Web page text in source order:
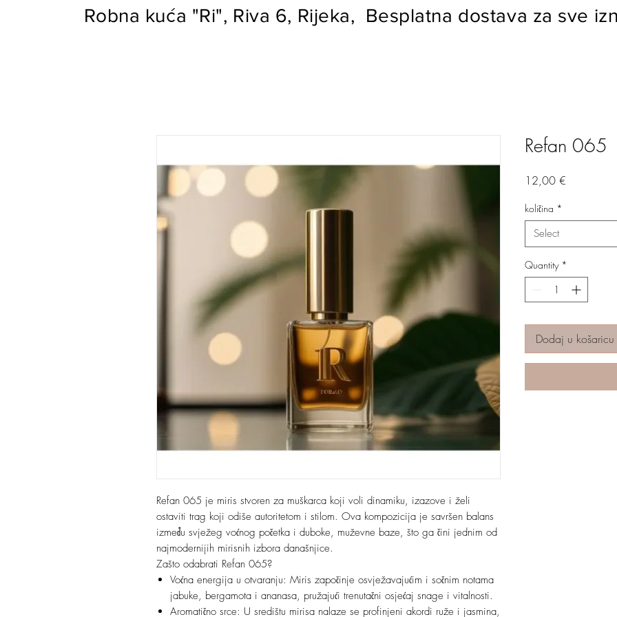
Robna kuća "Ri", Riva 6, Rijeka, Besplatna dostava za sve
Refan 065 je miris stvoren za muškarca koji voli dinamiku, izazove i želi
ostaviti trag koji odiše autoritetom i stilom. Ova kompozicija je savršen balans
između svježeg voćnog početka i duboke, muževne baze, što ga čini jednim od
najmodernijih mirisnih izbora današnjice.
Zašto odabrati Refan 065?
Voćna energija u otvaranju: Miris započinje osvježavajućim i sočnim notama
jabuke, bergamota i ananasa, pružajući trenutačni osjećaj snage i vitalnosti.
Aromatično srce: U središtu mirisa nalaze se profinjeni akordi ruže i jasmina,
Refan 065
12,00 €
količina *
Select
Quantity *
Dodaj u košaricu